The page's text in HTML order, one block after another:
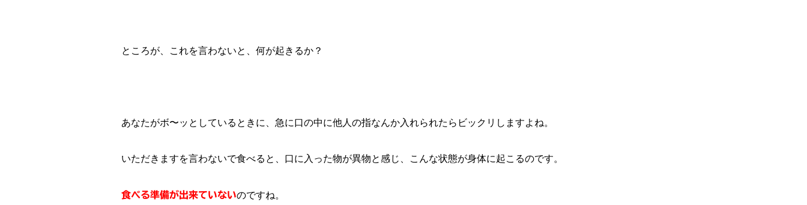
ところが、これを言わないと、何が起きるか？
あなたがボ〜ッとしているときに、急に口の中に他人の指なんか入れられたらビックリしますよね。
いただきますを言わないで食べると、口に入った物が異物と感じ、こんな状態が身体に起こるのです。
食べる準備が出来ていないのですね。